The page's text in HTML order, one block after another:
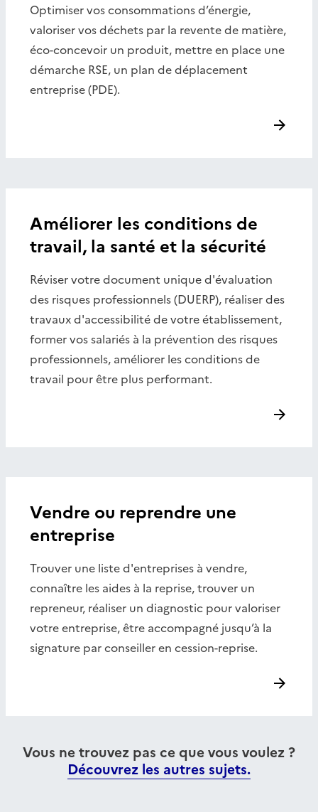
Optimiser vos consommations d’énergie,
valoriser vos déchets par la revente de matière,
éco-concevoir un produit, mettre en place une
démarche RSE, un plan de déplacement
entreprise (PDE).
Améliorer les conditions de
travail, la santé et la sécurité
Réviser votre document unique d'évaluation
des risques professionnels (DUERP), réaliser des
travaux d'accessibilité de votre établissement,
former vos salariés à la prévention des risques
professionnels, améliorer les conditions de
travail pour être plus performant.
Vendre ou reprendre une
entreprise
Trouver une liste d'entreprises à vendre,
connaître les aides à la reprise, trouver un
repreneur, réaliser un diagnostic pour valoriser
votre entreprise, être accompagné jusqu’à la
signature par conseiller en cession-reprise.
Vous ne trouvez pas ce que vous voulez ?
Découvrez les autres sujets.